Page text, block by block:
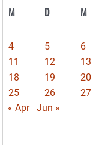
M D M
4
5 6
11
12 13
18
19 20
25
26 27
« Apr
Jun »